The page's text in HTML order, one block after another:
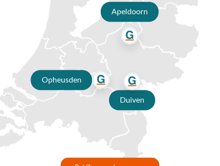
ruimte in jouw tuin. Onze collectie tuintafels voor 8 personen biedt
verschillende afmetingen. Dit varieert van middelgrote tuintafels (100
tot 180 cm) tot grote tuintafels (vanaf 180 cm).
Naast verschillende afmetingen, bieden we tuintafels in diverse
vormen. Denk aan rechthoekig, rond, ovaal en Deens ovaal. Zo kun je
de perfecte tafel vinden die bij jouw tuin en stijl past.
Achtpersoons tuintafels voor elk budget
Op zoek naar een goede aanbieding voor tuintafels voor 8 personen?
Houd dan de website van Van der Garde in de gaten! regelmatig
gooien wij meerdere tuinmeubelen in de aanbieding, waaronder
tuintafels voor 8 personen. Je kunt je ook inschrijven voor onze
nieuwsbrief
. Hierin delen wij onze fijnste aanbiedingen.
Tuintafel voor 8 personen kopen bij Van der Garde
Apeldoorn
Opheusden
Duiven